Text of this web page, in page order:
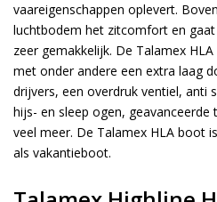
vaareigenschappen oplevert.
luchtbodem het zitcomfort en
zeer gemakkelijk. De Talamex
met onder andere een extra laag
drijvers, een overdruk ventiel, anti
hijs- en sleep ogen, geavanceerde
veel meer. De Talamex HLA boot
als vakantieboot.